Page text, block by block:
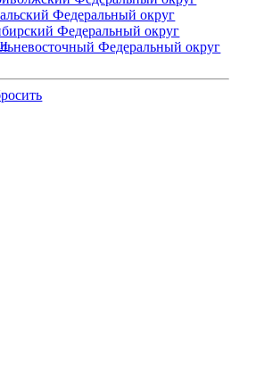
Федеральный округ
Федеральный округ
Федеральный округ